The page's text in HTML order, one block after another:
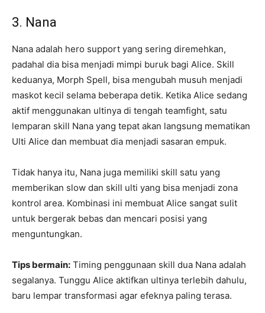
3. Nana
Nana adalah hero support yang sering diremehkan,
padahal dia bisa menjadi mimpi buruk bagi Alice. Skill
keduanya, Morph Spell, bisa mengubah musuh menjadi
maskot kecil selama beberapa detik. Ketika Alice sedang
aktif menggunakan ultinya di tengah teamfight, satu
lemparan skill Nana yang tepat akan langsung mematikan
Ulti Alice dan membuat dia menjadi sasaran empuk.
Tidak hanya itu, Nana juga memiliki skill satu yang
memberikan slow dan skill ulti yang bisa menjadi zona
kontrol area. Kombinasi ini membuat Alice sangat sulit
untuk bergerak bebas dan mencari posisi yang
menguntungkan.
Tips bermain: Timing penggunaan skill dua Nana adalah
segalanya. Tunggu Alice aktifkan ultinya terlebih dahulu,
baru lempar transformasi agar efeknya paling terasa.